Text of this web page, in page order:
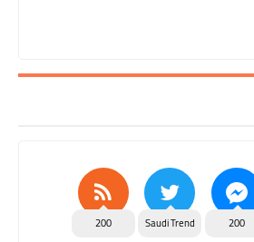
200
Saudi Trend
200